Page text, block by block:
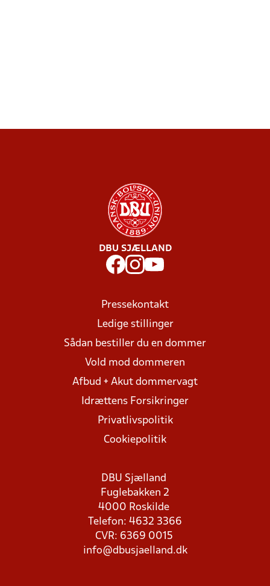
DBU SJÆLLAND
Pressekontakt
Ledige stillinger
Sådan bestiller du en dommer
Vold mod dommeren
Afbud + Akut dommervagt
Idrættens Forsikringer
Privatlivspolitik
Cookiepolitik
DBU Sjælland
Fuglebakken 2
4000 Roskilde
Telefon: 4632 3366
CVR: 6369 0015
info@dbusjaelland.dk